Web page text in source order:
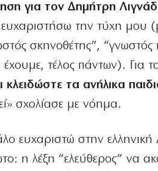
για τον Δημήτρη
την τύχη μου
σκηνοθέτης”,
τέλος πάντων). Για
κλειδώστε τα ανήλικα
σχολίασε με νόημα.
ευχαριστώ στην
η λέξη “ελεύθερος” να